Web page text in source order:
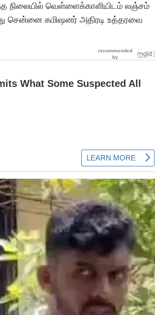
நிலையில் வெள்ளைக்காளியிடம் லஞ்சம்
சென்னை கமிஷனர் அதிரடி உத்தரவை